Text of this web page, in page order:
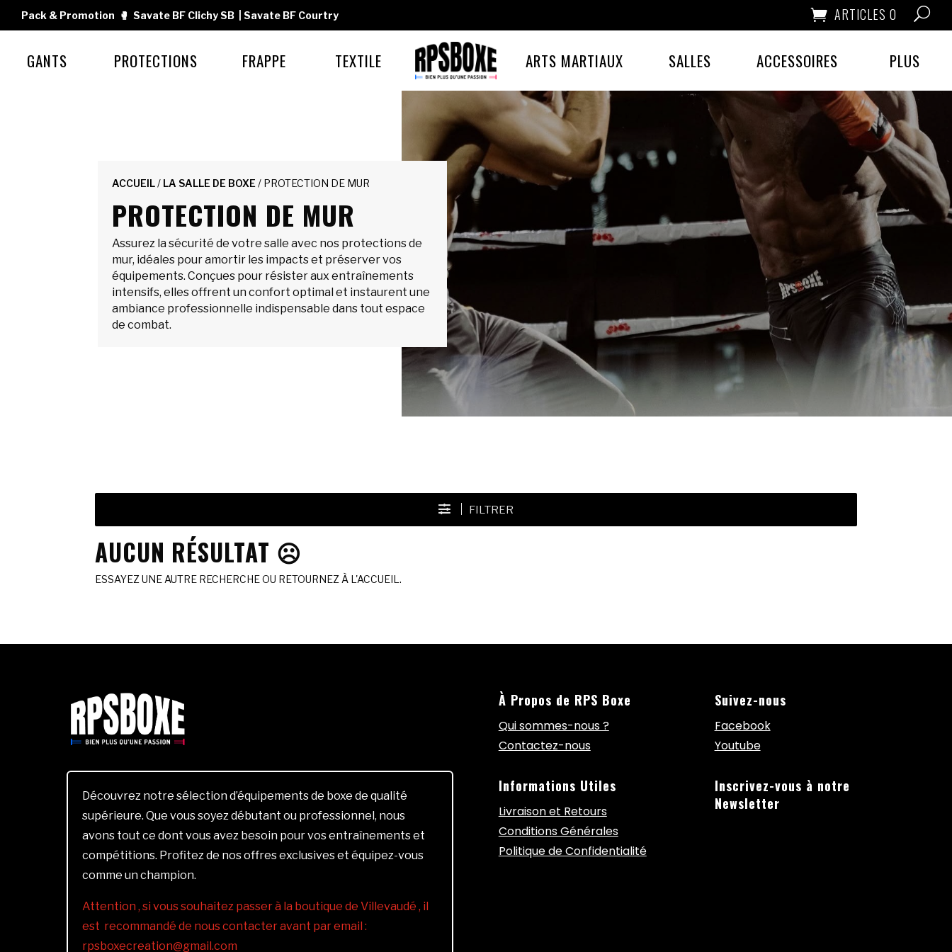
Pack & Promotion 🥊 Savate BF Clichy SB Savate BF Courtry ARTICLES 0
GANTS PROTECTIONS FRAPPE TEXTILE ARTS MARTIAUX SALLES ACCESSOIRES PLUS
ACCUEIL/ LA SALLE DE BOXE / PROTECTION DE MUR
PROTECTION DE MUR
Assurez la sécurité de votre salle avec nos protections de
mur, idéales pour amortir les impacts et préserver vos
équipements. Conçues pour résister aux entraînements
intensifs, elles offrent un confort optimal et instaurent une
ambiance professionnelle indispensable dans tout espace
de combat.
FILTRER
AUCUN RÉSULTAT ☹️
ESSAYEZ UNE AUTRE RECHERCHE OU RETOURNEZ À L'ACCUEIL.
Découvrez notre sélection d’équipements de boxe de qualité
supérieure. Que vous soyez débutant ou professionnel, nous
avons tout ce dont vous avez besoin pour vos entraînements et
compétitions. Profitez de nos offres exclusives et équipez-vous
comme un champion.
Attention , si vous souhaitez passer à la boutique de Villevaudé , il
est recommandé de nous contacter avant par email :
rpsboxecreation@gmail.com
À Propos de RPS Boxe
Qui sommes-nous ?
Contactez-nous
Informations Utiles
Livraison et Retours
Conditions Générales
Politique de Confidentialité
Suivez-nous
Facebook
Youtube
Inscrivez-vous à notre
Newsletter